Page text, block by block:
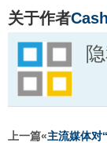
关于作者
上一篇«主流媒体对